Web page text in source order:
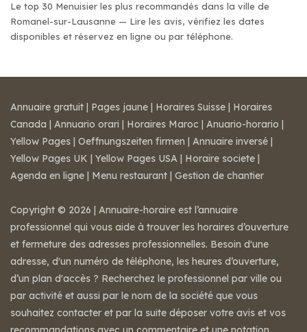
Le top 30 Menuisier les plus recommandés dans la ville de
Romanel-sur-Lausanne — Lire les avis, vérifiez les dates
disponibles et réservez en ligne ou par téléphone.
Annuaire gratuit | Pages jaune | Horaires Suisse | Horaires
Canada | Annuario orari | Horaires Maroc | Anuario-horario |
Yellow Pages | Oeffnungszeiten firmen | Annuaire inversé |
Yellow Pages UK | Yellow Pages USA | Horaire societe |
Agenda en ligne | Menu restaurant | Gestion de chantier
Copyright © 2026 | Annuaire-horaire est l’annuaire
professionnel qui vous aide à trouver les horaires d’ouverture
et fermeture des adresses professionnelles. Besoin d'une
adresse, d'un numéro de téléphone, les heures d’ouverture,
d’un plan d'accès ? Recherchez le professionnel par ville ou
par activité et aussi par le nom de la société que vous
souhaitez contacter et par la suite déposer votre avis et vos